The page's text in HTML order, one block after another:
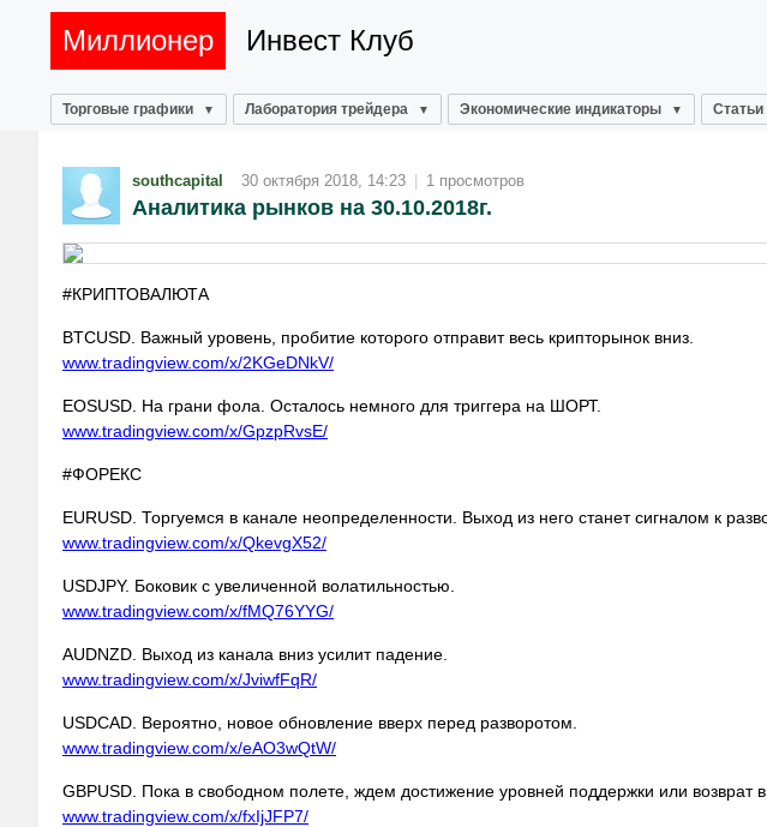
Миллионер Инвест Клуб
Торговые графики Лаборатория трейдера Экономические индикаторы Статьи
southcapital 30 октября 2018, 14:23 | 1 просмотров
Аналитика рынков на 30.10.2018г.
#КРИПТОВАЛЮТА
BTCUSD. Важный уровень, пробитие которого отправит весь крипторынок вниз.
www.tradingview.com/x/2KGeDNkV/
EOSUSD. На грани фола. Осталось немного для триггера на ШОРТ.
www.tradingview.com/x/GpzpRvsE/
#ФОРЕКС
EURUSD. Торгуемся в канале неопределенности. Выход из него станет сигналом к
www.tradingview.com/x/QkevgX52/
USDJPY. Боковик с увеличенной волатильностью.
www.tradingview.com/x/fMQ76YYG/
AUDNZD. Выход из канала вниз усилит падение.
www.tradingview.com/x/JviwfFqR/
USDCAD. Вероятно, новое обновление вверх перед разворотом.
www.tradingview.com/x/eAO3wQtW/
GBPUSD. Пока в свободном полете, ждем достижение уровней поддержки или возврат в
www.tradingview.com/x/fxIjJFP7/